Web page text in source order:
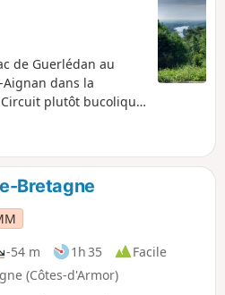
de Guerlédan au
dans la
plutôt bucolique
ainsi que dans le
le lac. Paysages très
permettent de
Bretagne
-54 m 1h 35
Facile
(Côtes-d'Armor)